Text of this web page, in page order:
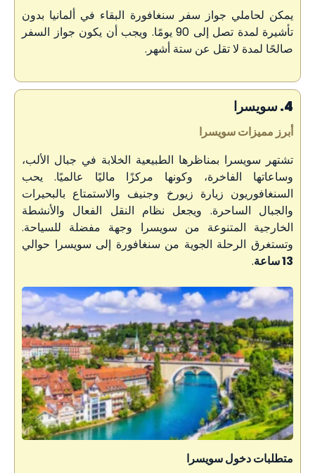
يمكن لحاملي جواز سفر سنغافورة البقاء في ألمانيا بدون
تأشيرة لمدة تصل إلى 90 يومًا. ويجب أن يكون جواز السفر
صالحًا لمدة لا تقل عن ستة أشهر.
4. سويسرا
أبرز مميزات سويسرا
تشتهر سويسرا بمناظرها الطبيعية الخلابة في جبال الألب،
وساعاتها الفاخرة، وكونها مركزًا ماليًا عالميًا. يحب
السنغافوريون زيارة زيورخ وجنيف والاستمتاع بالبحيرات
والجبال الساحرة. ويجعل نظام النقل الفعال والأنشطة
الخارجية المتنوعة من سويسرا وجهة مفضلة للسياحة.
وتستغرق الرحلة الجوية من سنغافورة إلى سويسرا حوالي
13 ساعة
.
متطلبات دخول سويسرا